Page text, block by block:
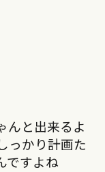
んと出来るよ
っかり計画た
ですよね